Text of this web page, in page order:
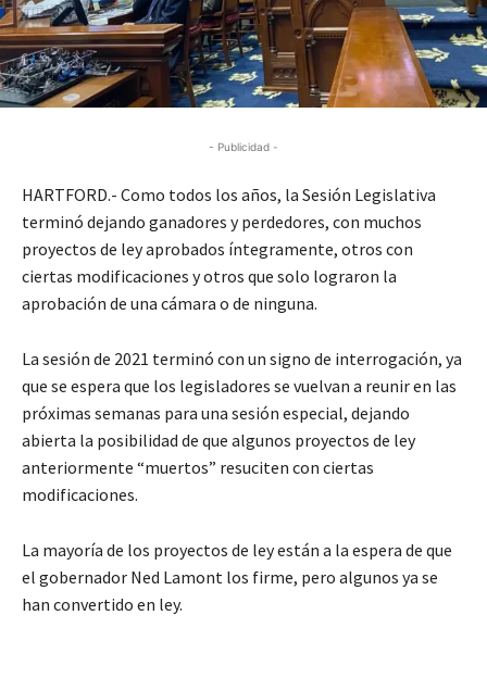
- Publicidad -
HARTFORD.- Como todos los años, la Sesión Legislativa
terminó dejando ganadores y perdedores, con muchos
proyectos de ley aprobados íntegramente, otros con
ciertas modificaciones y otros que solo lograron la
aprobación de una cámara o de ninguna.
La sesión de 2021 terminó con un signo de interrogación, ya
que se espera que los legisladores se vuelvan a reunir en las
próximas semanas para una sesión especial, dejando
abierta la posibilidad de que algunos proyectos de ley
anteriormente “muertos” resuciten con ciertas
modificaciones.
La mayoría de los proyectos de ley están a la espera de que
el gobernador Ned Lamont los firme, pero algunos ya se
han convertido en ley.